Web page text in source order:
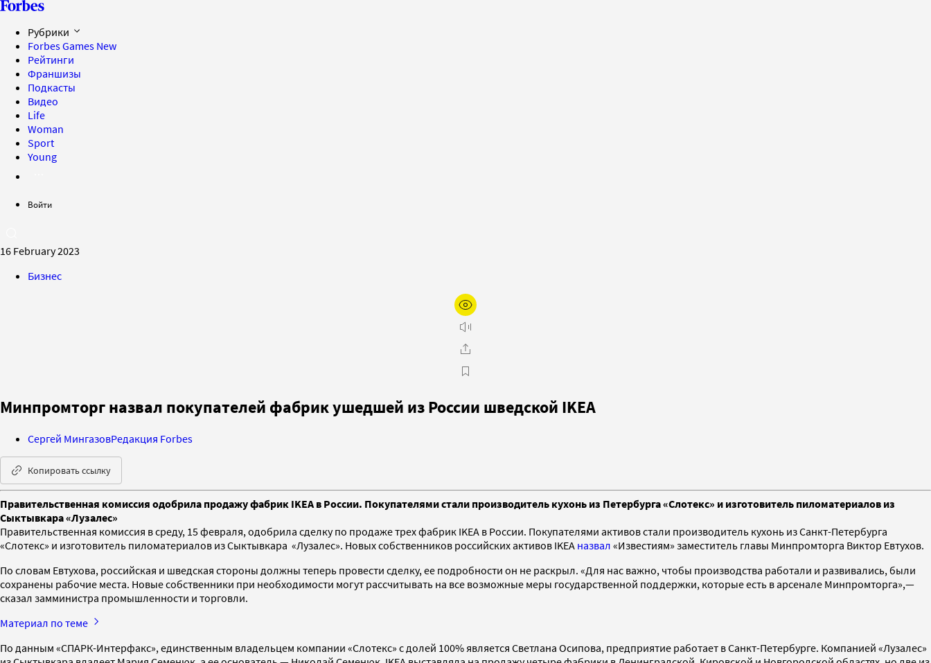
Рубрики
Forbes Games New
Рейтинги
Франшизы
Подкасты
Видео
Life
Woman
Sport
Young
Войти
16 February 2023
Бизнес
Минпромторг назвал покупателей фабрик ушедшей из России шведской IKEA
Сергей МингазовРедакция Forbes
Копировать ссылку
Правительственная комиссия одобрила продажу фабрик IKEA в России. Покупателями стали производитель кухонь из Петербурга «Слотекс» и изготовитель пиломатериалов из
Сыктывкара «Лузалес»
Правительственная комиссия в среду, 15 февраля, одобрила сделку по продаже трех фабрик IKEA в России. Покупателями активов стали производитель кухонь из Санкт-Петербурга
«Слотекс» и изготовитель пиломатериалов из Сыктывкара «Лузалес». Новых собственников российских активов IKEA назвал «Известиям» заместитель главы Минпромторга Виктор Евтухов.
По словам Евтухова, российская и шведская стороны должны теперь провести сделку, ее подробности он не раскрыл. «Для нас важно, чтобы производства работали и развивались, были
сохранены рабочие места. Новые собственники при необходимости могут рассчитывать на все возможные меры государственной поддержки, которые есть в арсенале Минпромторга»,—
сказал замминистра промышленности и торговли.
Материал по теме
По данным «СПАРК-Интерфакс», единственным владельцем компании «Слотекс» с долей 100% является Светлана Осипова, предприятие работает в Санкт-Петербурге. Компанией «Лузалес»